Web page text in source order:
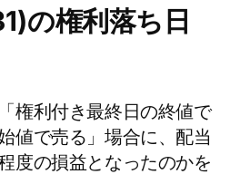
の権利落ち日
権利付き最終日の終値で
値で売る」場合に、配当
度の損益となったのかを